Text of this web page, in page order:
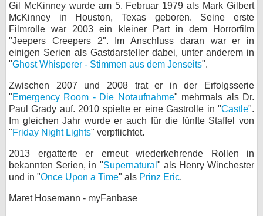
Gil McKinney wurde am 5. Februar 1979 als Mark Gilbert
McKinney in Houston, Texas geboren. Seine erste
Filmrolle war 2003 ein kleiner Part in dem Horrorfilm
"Jeepers Creepers 2". Im Anschluss daran war er in
einigen Serien als Gastdarsteller dabei, unter anderem in
"Ghost Whisperer - Stimmen aus dem Jenseits".
Zwischen 2007 und 2008 trat er in der Erfolgsserie
"Emergency Room - Die Notaufnahme" mehrmals als Dr.
Paul Grady auf. 2010 spielte er eine Gastrolle in "Castle".
Im gleichen Jahr wurde er auch für die fünfte Staffel von
"Friday Night Lights" verpflichtet.
2013 ergatterte er erneut wiederkehrende Rollen in
bekannten Serien, in "Supernatural " als Henry Winchester
und in "Once Upon a Time" als Prinz Eric.
Maret Hosemann - myFanbase
Forum
bei X
Kontakt
Nutzungsbedingungen
Datenschutz